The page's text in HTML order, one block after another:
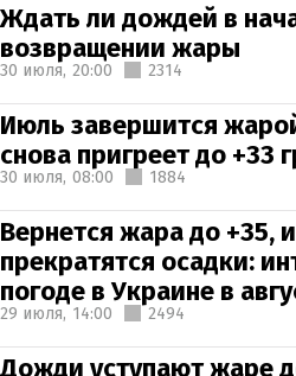
Ждать ли дождей в
возвращении жары
30 июля, 20:00 2314
Июль завершится
снова пригреет до +33
30 июля, 08:00 1884
Вернется жара до +35,
прекратятся осадки:
погоде в Украине в
29 июля, 14:00 2494
Дожди уступают жаре